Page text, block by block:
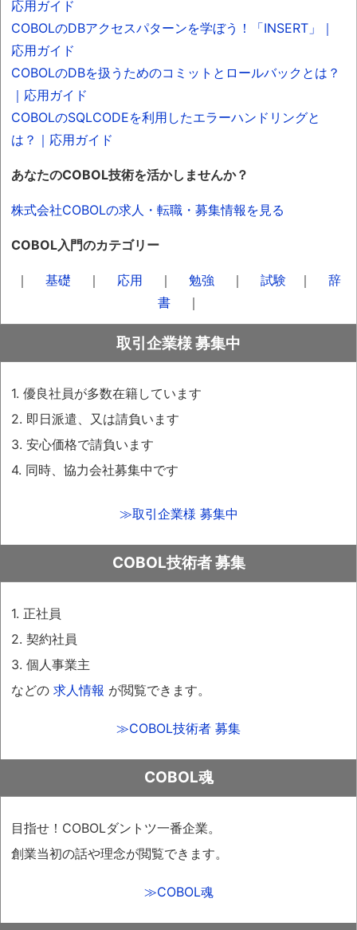
応用ガイド
COBOLのDBアクセスパターンを学ぼう！「INSERT」｜
応用ガイド
COBOLのDBを扱うためのコミットとロールバックとは？
｜応用ガイド
COBOLのSQLCODEを利用したエラーハンドリングと
は？｜応用ガイド
あなたのCOBOL技術を活かしませんか？
株式会社COBOLの求人・転職・募集情報を見る
COBOL入門のカテゴリー
｜ 基礎 ｜ 応用 ｜ 勉強 ｜ 試験 ｜ 辞
書｜
取引企業様 募集中
1. 優良社員が多数在籍しています
2. 即日派遣、又は請負います
3. 安心価格で請負います
4. 同時、協力会社募集中です
≫取引企業様 募集中
COBOL技術者 募集
1. 正社員
2. 契約社員
3. 個人事業主
などの 求人情報 が閲覧できます。
≫COBOL技術者 募集
COBOL魂
目指せ！COBOLダントツ一番企業。
創業当初の話や理念が閲覧できます。
≫COBOL魂